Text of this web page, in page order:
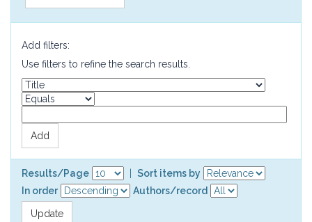
Add filters:
Use filters to refine the search results.
Results/Page
Sort items by
In order
Authors/record